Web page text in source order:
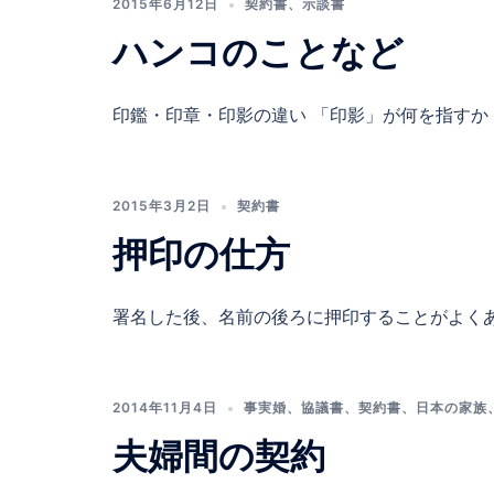
2015年6月12日 契約書、 示談書
ハンコのことなど
印鑑・印章・印影の違い 「印影」が何を指す
2015年3月2日 契約書
押印の仕方
署名した後、名前の後ろに押印することがよく
2014年11月4日 事実婚、 協議書、 契約書、 日本の家族、
夫婦間の契約